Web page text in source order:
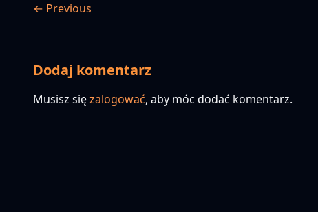
← Previous
Dodaj komentarz
Musisz sięzalogować, aby móc dodać komentarz.